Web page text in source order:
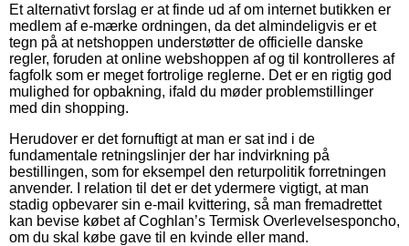
Et alternativt forslag er at finde ud af om internet butikken er
medlem af e-mærke ordningen, da det almindeligvis er et
tegn på at netshoppen understøtter de officielle danske
regler, foruden at online webshoppen af og til kontrolleres af
fagfolk som er meget fortrolige reglerne. Det er en rigtig god
mulighed for opbakning, ifald du møder problemstillinger
med din shopping.
Herudover er det fornuftigt at man er sat ind i de
fundamentale retningslinjer der har indvirkning på
bestillingen, som for eksempel den returpolitik forretningen
anvender. I relation til det er det ydermere vigtigt, at man
stadig opbevarer sin e-mail kvittering, så man fremadrettet
kan bevise købet af Coghlan’s Termisk Overlevelsesponcho,
om du skal købe gave til en kvinde eller mand.